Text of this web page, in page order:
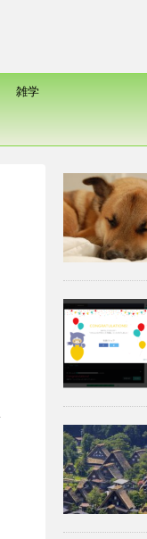
雑学